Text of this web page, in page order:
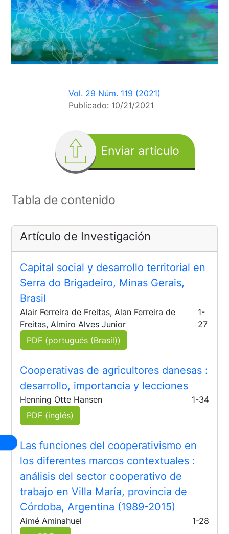
Enviar artículo
Vol. 29 Núm. 119 (2021)
Publicado: 10/21/2021
Tabla de contenido
Artículo de Investigación
Capital social y desarrollo territorial en
Serra do Brigadeiro, Minas Gerais,
Brasil
Alair Ferreira de Freitas, Alan Ferreira de
Freitas, Almiro Alves Junior
1-
27
PDF (portugués (Brasil))
Cooperativas de agricultores danesas :
desarrollo, importancia y lecciones
Henning Otte Hansen
1-34
PDF (inglés)
Las funciones del cooperativismo en
los diferentes marcos contextuales :
análisis del sector cooperativo de
trabajo en Villa María, provincia de
Córdoba, Argentina (1989-2015)
Aimé Aminahuel
1-28